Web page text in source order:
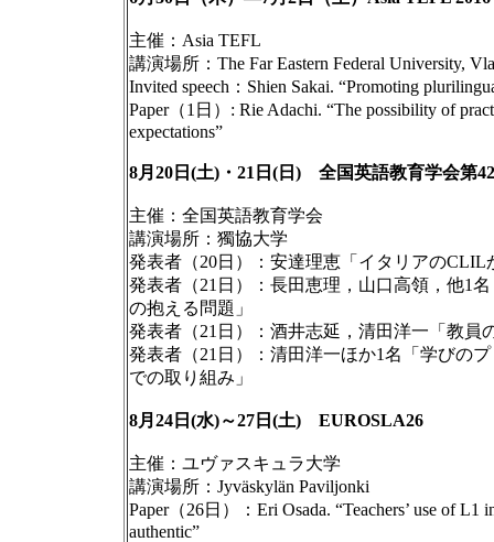
主催：Asia TEFL
講演場所：The Far Eastern Federal University,
Invited speech：Shien Sakai. “Promoting
Paper（1日）: Rie Adachi. “The possibility of
expectations”
8月20日(土)・21日(日) 全国英語教育学会第
主催：全国英語教育学会
講演場所：獨協大学
発表者（20日）：安達理恵「イタリアの
発表者（21日）：長田恵理，山口高領，他1
の抱える問題」
発表者（21日）：酒井志延，清田洋一「教員
発表者（21日）：清田洋一ほか1名「学びの
での取り組み」
8月24日(水)～27日(土) EUROSLA26
主催：ユヴァスキュラ大学
講演場所：Jyväskylän Paviljonki
Paper（26日）：Eri Osada. “Teachers’ use of L1
authentic”